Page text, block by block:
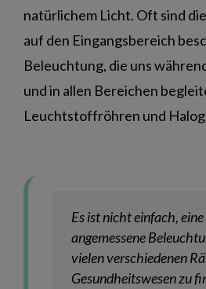
natürlichem Licht. Oft sind
auf den Eingangsbereich
Beleuchtung, die uns
und in allen Bereichen
Leuchtstoffröhren und
Es ist nicht einfach, eine
angemessene
vielen verschiedenen
Gesundheitswesen zu